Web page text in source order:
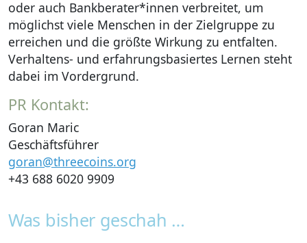
oder auch Bankberater*innen verbreitet, um
möglichst viele Menschen in der Zielgruppe zu
erreichen und die größte Wirkung zu entfalten.
Verhaltens- und erfahrungsbasiertes Lernen steht
dabei im Vordergrund.
PR Kontakt:
Goran Maric
Geschäftsführer
goran@threecoins.org
+43 688 6020 9909
Was bisher geschah …